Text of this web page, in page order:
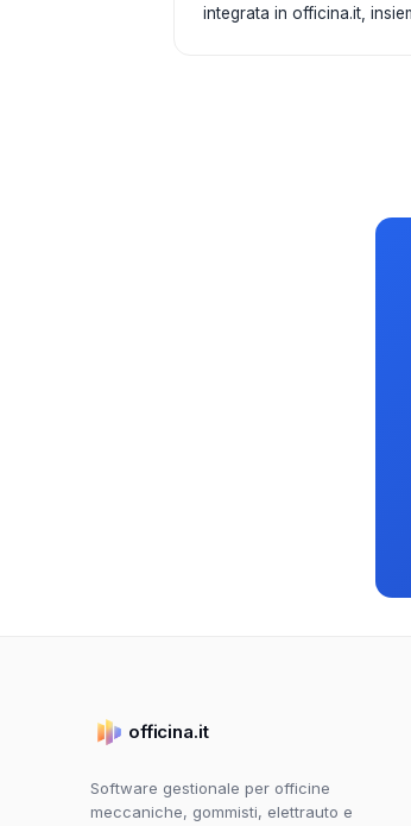
integrata in officina.it,
officina.it
Software gestionale per officine
meccaniche, gommisti, elettrauto e